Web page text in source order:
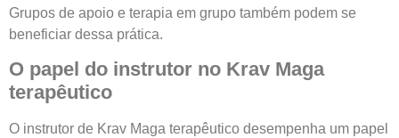
Grupos de apoio e terapia em grupo também podem se
beneficiar dessa prática.
O papel do instrutor no Krav Maga
terapêutico
O instrutor de Krav Maga terapêutico desempenha um papel